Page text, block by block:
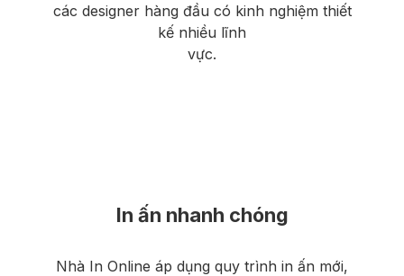
các designer hàng đầu có kinh nghiệm thiết
kế nhiều lĩnh
vực.
In ấn nhanh chóng
Nhà In Online áp dụng quy trình in ấn mới,